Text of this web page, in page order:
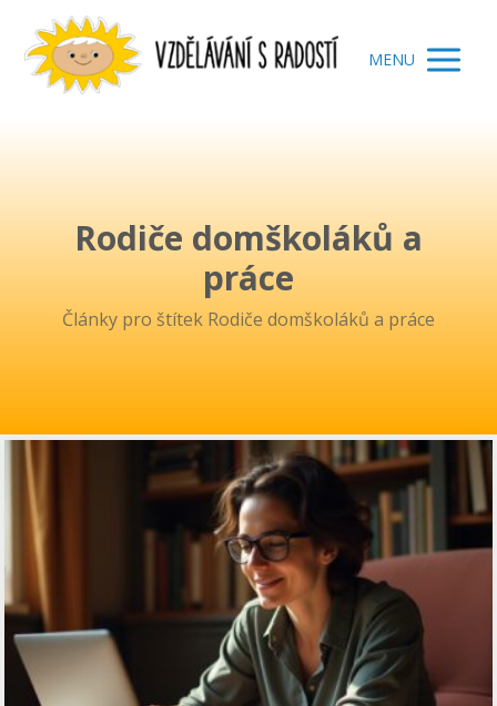
MENU
Rodiče domškoláků a
práce
Články pro štítek Rodiče domškoláků a práce